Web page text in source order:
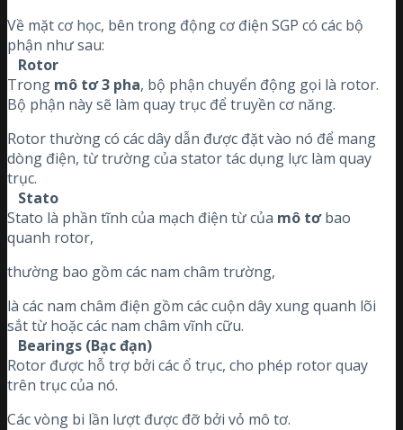
Về mặt cơ học, bên trong động cơ điện SGP có các bộ
phận như sau:
Rotor
Trong mô tơ 3 pha, bộ phận chuyển động gọi là rotor.
Bộ phận này sẽ làm quay trục để truyền cơ năng.
Rotor thường có các dây dẫn được đặt vào nó để mang
dòng điện, từ trường của stator tác dụng lực làm quay
trục.
Stato
Stato là phần tĩnh của mạch điện từ của mô tơbao
quanh rotor,
thường bao gồm các nam châm trường,
là các nam châm điện gồm các cuộn dây xung quanh lõi
sắt từ hoặc các nam châm vĩnh cữu.
Bearings (Bạc đạn)
Rotor được hỗ trợ bởi các ổ trục, cho phép rotor quay
trên trục của nó.
Các vòng bi lần lượt được đỡ bởi vỏ mô tơ.